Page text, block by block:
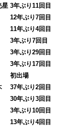
星 3年ぶり11回目
12年ぶり7回目
11年ぶり4回目
3年ぶり7回目
3年ぶり29回目
年ぶり17回目
出場
37年ぶり2回目
ぶり3回目
3年ぶり10回目
13年ぶり4回目